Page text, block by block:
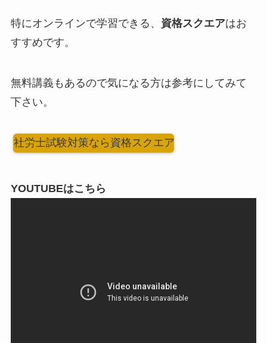
特にオンラインで学習できる、 資格スクエアはお
すすめです。
無料講義もあるので気になる方は参考にしてみて
下さい。
社労士試験対策なら資格スクエア
YOUTUBEはこちら